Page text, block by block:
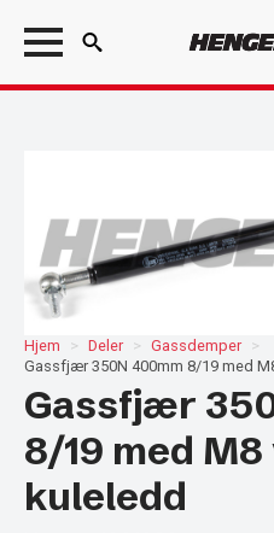
Search
Hjem Deler
Gassdemper
Gassfjær 350N 400mm 8/19 med
Gassfjær
8/19 med
kuleledd